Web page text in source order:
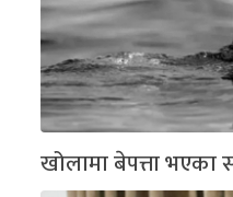
खोलामा बेपत्ता